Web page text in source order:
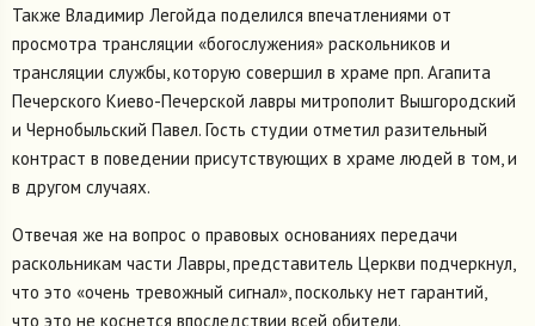
Также Владимир Легойда поделился впечатлениями от
просмотра трансляции «богослужения» раскольников и
трансляции службы, которую совершил в храме прп. Агапита
Печерского Киево-Печерской лавры митрополит Вышгородский
и Чернобыльский Павел. Гость студии отметил разительный
контраст в поведении присутствующих в храме людей в том, и
в другом случаях.
Отвечая же на вопрос о правовых основаниях передачи
раскольникам части Лавры, представитель Церкви подчеркнул,
что это «очень тревожный сигнал», поскольку нет гарантий,
что это не коснется впоследствии всей обители.